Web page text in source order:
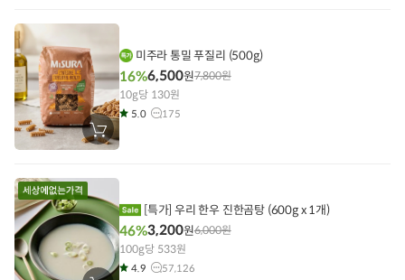
에
장
바
에
기
미주라 통밀 푸질리 (500g)
16%6,500원7,800원
10g당 130원
5.0 175
[특가] 우리 한우 진한곰탕 (600g x 1개)
46%3,200원6,000원
100g당 533원
4.9 57,126